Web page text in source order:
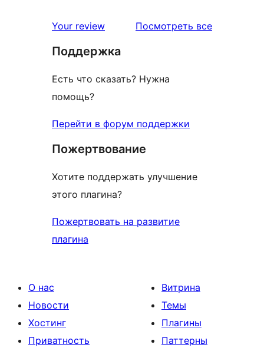
звездный
Your review Посмотреть всеотзывы
Поддержка
Есть что сказать? Нужна
помощь?
Перейти в форум поддержки
Пожертвование
Хотите поддержать улучшение
этого плагина?
Пожертвовать на развитие
плагина
О нас
Новости
Хостинг
Приватность
Витрина
Темы
Плагины
Паттерны